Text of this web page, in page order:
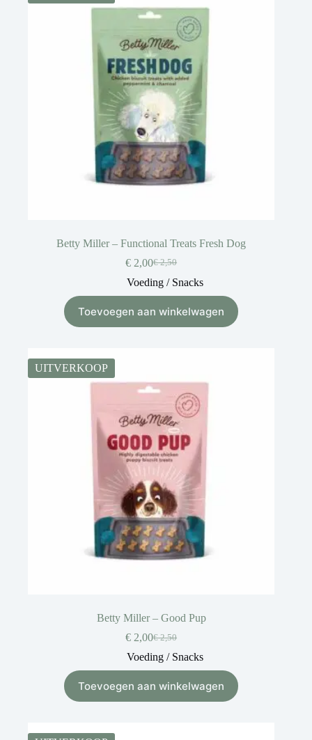
Betty Miller – Functional Treats Fresh Dog
€2,50
€ 2,00
Voeding / Snacks
Toevoegen aan winkelwagen
UITVERKOOP
Betty Miller – Good Pup
€2,50
€ 2,00
Voeding / Snacks
Toevoegen aan winkelwagen